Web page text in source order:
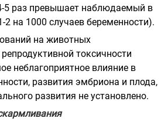
5 раз превышает наблюдаемый в
на 1000 случаев беременности).
на животных
токсичности
неблагоприятное влияние в
развития эмбриона и плода,
развития не установлено.